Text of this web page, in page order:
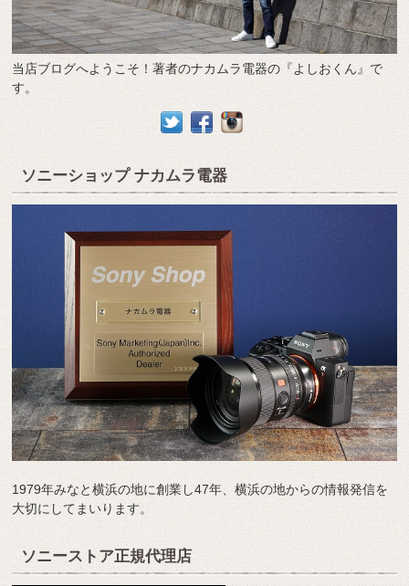
当店ブログへようこそ！著者のナカムラ電器の『よしおくん』で
す。
ソニーショップ ナカムラ電器
1979年みなと横浜の地に創業し47年、横浜の地からの情報発信を
大切にしてまいります。
ソニーストア正規代理店